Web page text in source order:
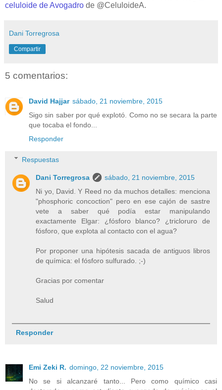
celuloide de Avogadro de @CeluloideA.
Dani Torregrosa
Compartir
5 comentarios:
David Hajjar sábado, 21 noviembre, 2015
Sigo sin saber por qué explotó. Como no se secara la parte
que tocaba el fondo...
Responder
Respuestas
Dani Torregrosa
sábado, 21 noviembre, 2015
Ni yo, David. Y Reed no da muchos detalles: menciona
"phosphoric concoction" pero en ese cajón de sastre
vete a saber qué podía estar manipulando
exactamente Elgar: ¿fósforo blanco? ¿tricloruro de
fósforo, que explota al contacto con el agua?
Por proponer una hipótesis sacada de antiguos libros
de química: el fósforo sulfurado. ;-)
Gracias por comentar
Salud
Responder
Emi Zeki R. domingo, 22 noviembre, 2015
No se si alcanzaré tanto... Pero como químico casi